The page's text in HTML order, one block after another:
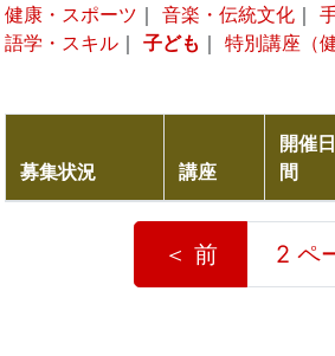
健康・スポーツ ｜ 音楽・伝統文化 ｜
語学・スキル ｜ 子ども ｜ 特別講座（
募集状況 講座
開催
間
＜ 前 2 ペ